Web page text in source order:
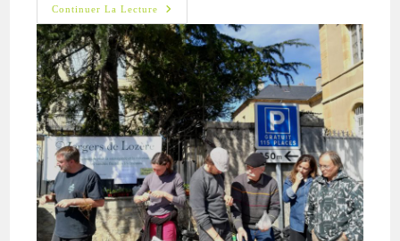
Continuer La Lecture
23
Avril
:
Greffe
À
St
Chély
D’Apcher